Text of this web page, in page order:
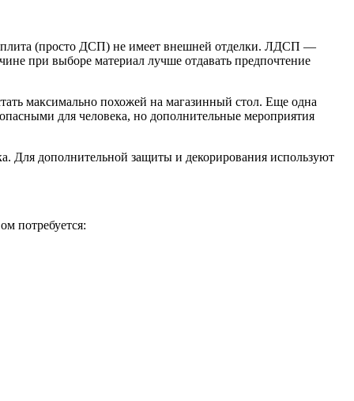
плита (просто ДСП) не имеет внешней отделки. ЛДСП —
при выборе материал лучше отдавать предпочтение
максимально похожей на магазинный стол. Еще одна
для человека, но дополнительные мероприятия
Для дополнительной защиты и декорирования используют
потребуется: